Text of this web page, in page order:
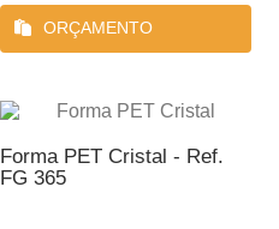
ORÇAMENTO
Forma PET Cristal - Ref.
FG 365